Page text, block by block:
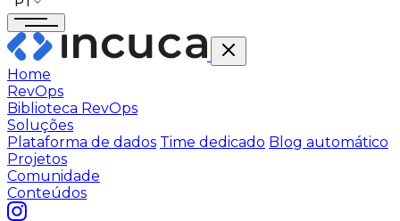
Home
RevOps
Biblioteca RevOps
Soluções
Plataforma de dados Time dedicado Blog automático
Projetos
Comunidade
Conteúdos